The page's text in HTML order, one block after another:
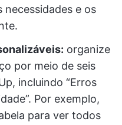
e os
organize
por meio de seis
incluindo “Erros
Por exemplo,
para ver todos